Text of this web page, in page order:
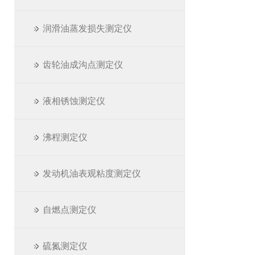
润滑油蒸发损失测定仪
齿轮油成沟点测定仪
液相锈蚀测定仪
沸程测定仪
发动机油表观粘度测定仪
自燃点测定仪
硫氮测定仪